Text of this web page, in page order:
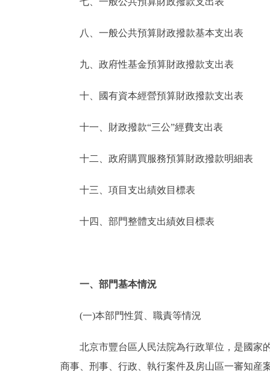
ENGLISH
八、一般公共預算財政撥款基本支出表
九、政府性基金預算財政撥款支出表
十、國有資本經營預算財政撥款支出表
十一、財政撥款“三公”經費支出表
十二、政府購買服務預算財政撥款明細表
十三、項目支出績效目標表
十四、部門整體支出績效目標表
一、部門基本情況
(一)本部門性質、職責等情況
北京市豐台區人民法院為行政單位，是國家的
商事、刑事、行政、執行案件及房山區一審知産